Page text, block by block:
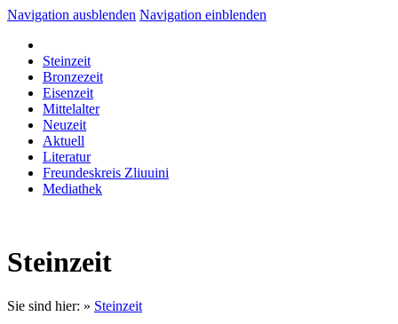
Navigation ausblenden Navigation einblenden
Steinzeit
Bronzezeit
Eisenzeit
Mittelalter
Neuzeit
Aktuell
Literatur
Freundeskreis Zliuuini
Mediathek
Steinzeit
Sie sind hier: » Steinzeit